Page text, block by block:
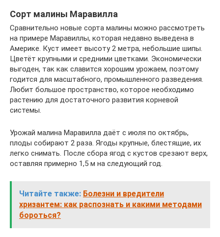
Сорт малины Маравилла
Сравнительно новые сорта малины можно рассмотреть
на примере Маравиллы, которая недавно выведена в
Америке. Куст имеет высоту 2 метра, небольшие шипы.
Цветёт крупными и средними цветками. Экономически
выгоден, так как славится хорошим урожаем, поэтому
годится для масштабного, промышленного разведения.
Любит большое пространство, которое необходимо
растению для достаточного развития корневой
системы.
Урожай малина Маравилла даёт с июля по октябрь,
плоды собирают 2 раза. Ягоды крупные, блестящие, их
легко снимать. После сбора ягод с кустов срезают верх,
оставляя примерно 1,5 м на следующий год.
Читайте также: Болезни и вредители
хризантем: как распознать и какими методами
бороться?